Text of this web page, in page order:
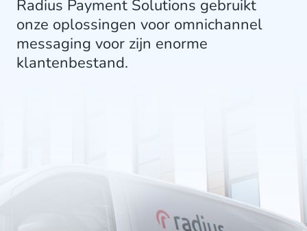
Radius Payment Solutions gebruikt
onze oplossingen voor omnichannel
messaging voor zijn enorme
klantenbestand.